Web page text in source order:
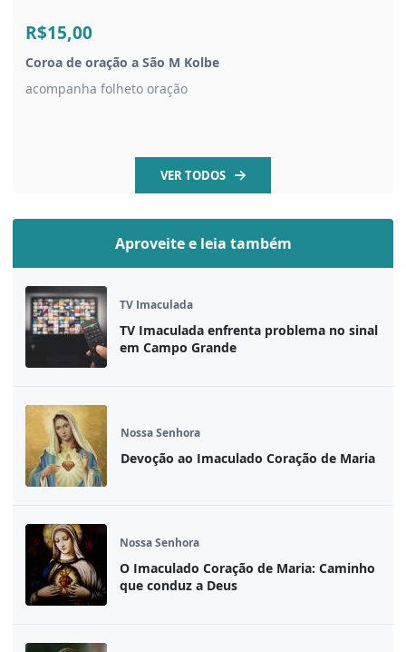
R$15,00
Coroa de oração a São M Kolbe
acompanha folheto oração
VER TODOS
Aproveite e leia também
TV Imaculada
TV Imaculada enfrenta problema no sinal
em Campo Grande
Nossa Senhora
Devoção ao Imaculado Coração de Maria
Nossa Senhora
O Imaculado Coração de Maria: Caminho
que conduz a Deus